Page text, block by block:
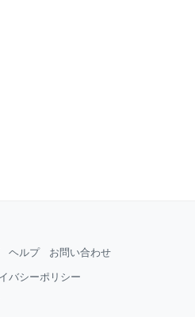
ヘルプ お問い合わせ
バシーポリシー